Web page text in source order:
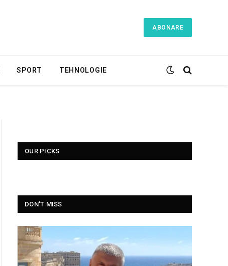
ABONARE
SPORT TEHNOLOGIE
OUR PICKS
DON'T MISS